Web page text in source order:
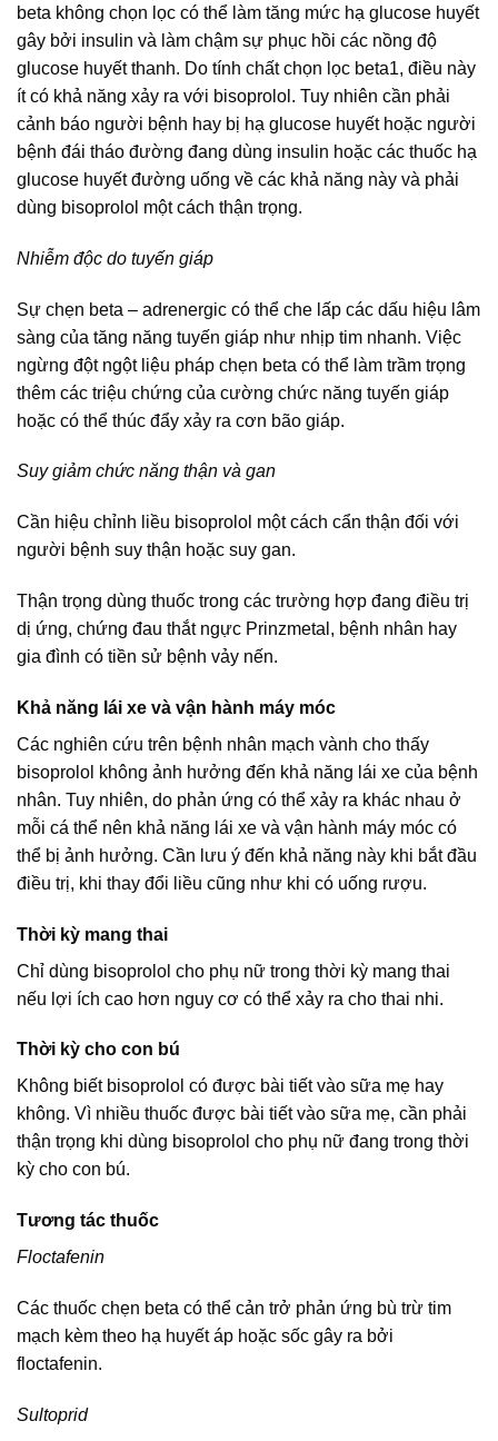
beta không chọn lọc có thể làm tăng mức hạ glucose huyết
gây bởi insulin và làm chậm sự phục hồi các nồng độ
glucose huyết thanh. Do tính chất chọn lọc beta1, điều này
ít có khả năng xảy ra với bisoprolol. Tuy nhiên cần phải
cảnh báo người bệnh hay bị hạ glucose huyết hoặc người
bệnh đái tháo đường đang dùng insulin hoặc các thuốc hạ
glucose huyết đường uống về các khả năng này và phải
dùng bisoprolol một cách thận trọng.
Nhiễm độc do tuyến giáp
Sự chẹn beta – adrenergic có thể che lấp các dấu hiệu lâm
sàng của tăng năng tuyến giáp như nhịp tim nhanh. Việc
ngừng đột ngột liệu pháp chẹn beta có thể làm trầm trọng
thêm các triệu chứng của cường chức năng tuyến giáp
hoặc có thể thúc đẩy xảy ra cơn bão giáp.
Suy giảm chức năng thận và gan
Cần hiệu chỉnh liều bisoprolol một cách cẩn thận đối với
người bệnh suy thận hoặc suy gan.
Thận trọng dùng thuốc trong các trường hợp đang điều trị
dị ứng, chứng đau thắt ngực Prinzmetal, bệnh nhân hay
gia đình có tiền sử bệnh vảy nến.
Khả năng lái xe và vận hành máy móc
Các nghiên cứu trên bệnh nhân mạch vành cho thấy
bisoprolol không ảnh hưởng đến khả năng lái xe của bệnh
nhân. Tuy nhiên, do phản ứng có thể xảy ra khác nhau ở
mỗi cá thể nên khả năng lái xe và vận hành máy móc có
thể bị ảnh hưởng. Cần lưu ý đến khả năng này khi bắt đầu
điều trị, khi thay đổi liều cũng như khi có uống rượu.
Thời kỳ mang thai
Chỉ dùng bisoprolol cho phụ nữ trong thời kỳ mang thai
nếu lợi ích cao hơn nguy cơ có thể xảy ra cho thai nhi.
Thời kỳ cho con bú
Không biết bisoprolol có được bài tiết vào sữa mẹ hay
không. Vì nhiều thuốc được bài tiết vào sữa mẹ, cần phải
thận trọng khi dùng bisoprolol cho phụ nữ đang trong thời
kỳ cho con bú.
Tương tác thuốc
Floctafenin
Các thuốc chẹn beta có thể cản trở phản ứng bù trừ tim
mạch kèm theo hạ huyết áp hoặc sốc gây ra bởi
floctafenin.
Sultoprid